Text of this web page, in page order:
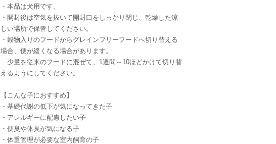
・本品は犬用です。
・開封後は空気を抜いて開封口をしっかり閉じ、乾燥した涼
しい場所で保管してください。
・穀物入りのフードからグレインフリーフードへ切り替える
場合、便が緩くなる場合があります。
少量を従来のフードに混ぜて、1週間～10ほどかけて切り替
えるようにしてください。
【こんな子におすすめ】
・基礎代謝の低下が気になってきた子
・アレルギーに配慮したい子
・便臭や体臭が気になる子
・体重管理が必要な室内飼育の子